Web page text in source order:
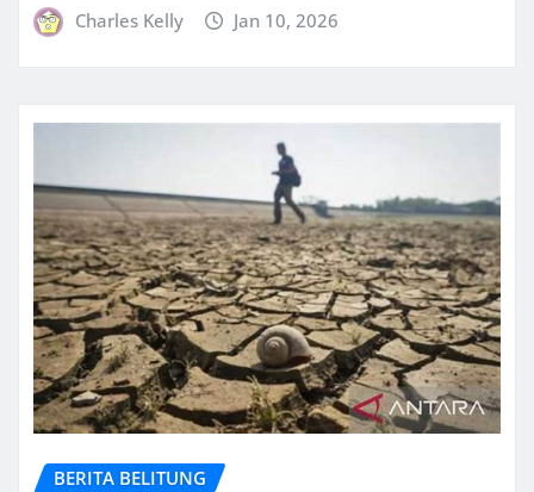
Charles Kelly Jan 10, 2026
BERITA BELITUNG